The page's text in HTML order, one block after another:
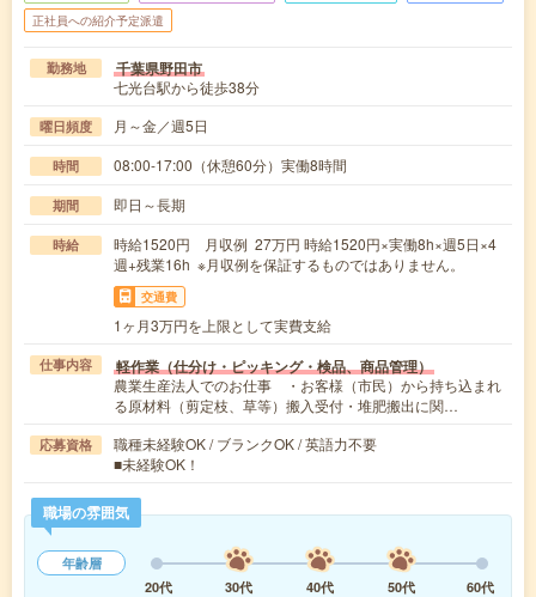
正社員への紹介予定派遣
勤務地 千葉県野田市
七光台駅から徒歩38分
曜日頻度 月～金／週5日
時間 08:00-17:00（休憩60分）実働8時間
期間 即日～長期
時給
時給1520円 月収例 27万円 時給1520円×実働8h×週5日×4
週+残業16h ※月収例を保証するものではありません。
交通費
1ヶ月3万円を上限として実費支給
仕事内容 軽作業（仕分け・ピッキング・検品、商品管理）
農業生産法人でのお仕事 ・お客様（市民）から持ち込まれ
る原材料（剪定枝、草等）搬入受付・堆肥搬出に関…
応募資格
職種未経験OK / ブランクOK / 英語力不要
■未経験OK！
職場の雰囲気
年齢層
20代
30代 40代 50代
60代